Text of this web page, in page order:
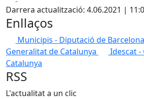
Darrera actualització: 4.06.2021 |
Enllaços
Municipis - Diputació de Barcelona
Generalitat de Catalunya
Idescat -
Catalunya
RSS
L'actualitat a un clic